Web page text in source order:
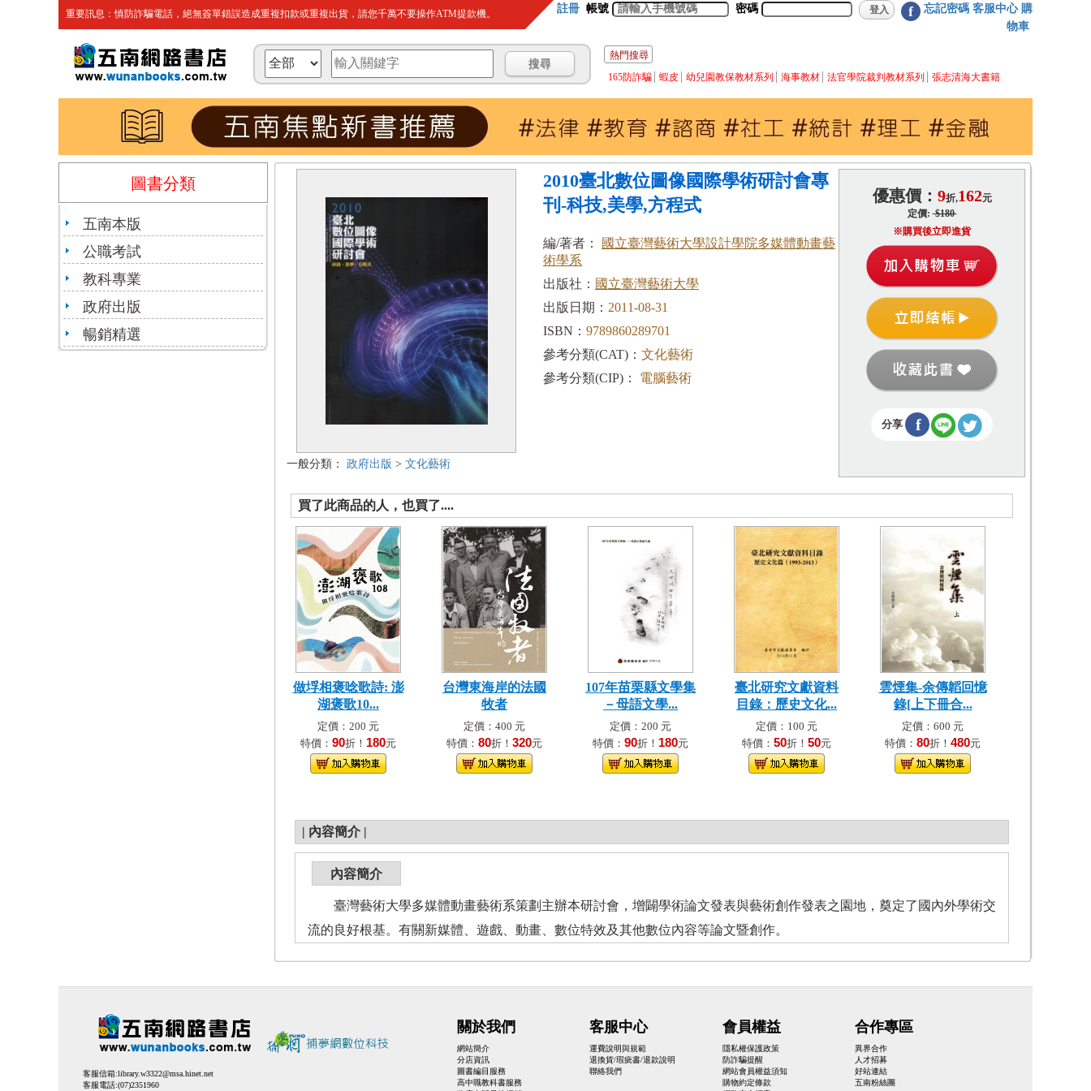
重要訊息：慎防詐騙電話，絕無簽單錯誤造成重複扣款或重複出貨，請您千萬不要操作ATM提款機。 註冊 帳號 密碼 f 忘記密碼 客服中心 購
物車
熱門搜尋
165防詐騙
蝦皮 幼兒園教保教材系列 海事教材 法官學院裁判教材系列 張志清海大書籍
圖書分類
五南本版
公職考試
教科專業
政府出版
暢銷精選
一般分類： 政府出版 > 文化藝術
2010臺北數位圖像國際學術研討會專
刊-科技,美學,方程式
編/著者：
國立臺灣藝術大學設計學院多媒體動畫藝
術學系
出版社： 國立臺灣藝術大學
出版日期： 2011-08-31
ISBN： 9789860289701
參考分類(CAT)： 文化藝術
參考分類(CIP)：
電腦藝術
優惠價： 9折,162元
定價:$180
※購買後立即進貨
分享 f
買了此商品的人，也買了....
做垺相褒唸歌詩: 澎
湖褒歌10...
定價：200 元
特價： 90折！ 180元
台灣東海岸的法國
牧者
定價：400 元
特價： 80折！ 320元
107年苗栗縣文學集
－母語文學...
定價：200 元
特價： 90折！ 180元
臺北研究文獻資料
目錄：歷史文化...
定價：100 元
特價： 50折！ 50元
雲煙集-余傳韜回憶
錄[上下冊合...
定價：600 元
特價： 80折！ 480元
| 內容簡介 |
內容簡介
臺灣藝術大學多媒體動畫藝術系策劃主辦本研討會，增闢學術論文發表與藝術創作發表之園地，奠定了國內外學術交
流的良好根基。有關新媒體、遊戲、動畫、數位特效及其他數位內容等論文暨創作。
客服信箱:library.w3322@msa.hinet.net
客服電話:(07)2351960
關於我們
網站簡介
分店資訊
圖書編目服務
高中職教科書服務
客服中心
運費說明與規範
退換貨/瑕疵書/退款說明
聯絡我們
會員權益
隱私權保護政策
防詐騙提醒
網站會員權益須知
購物約定條款
合作專區
異界合作
人才招募
好站連結
五南粉絲團